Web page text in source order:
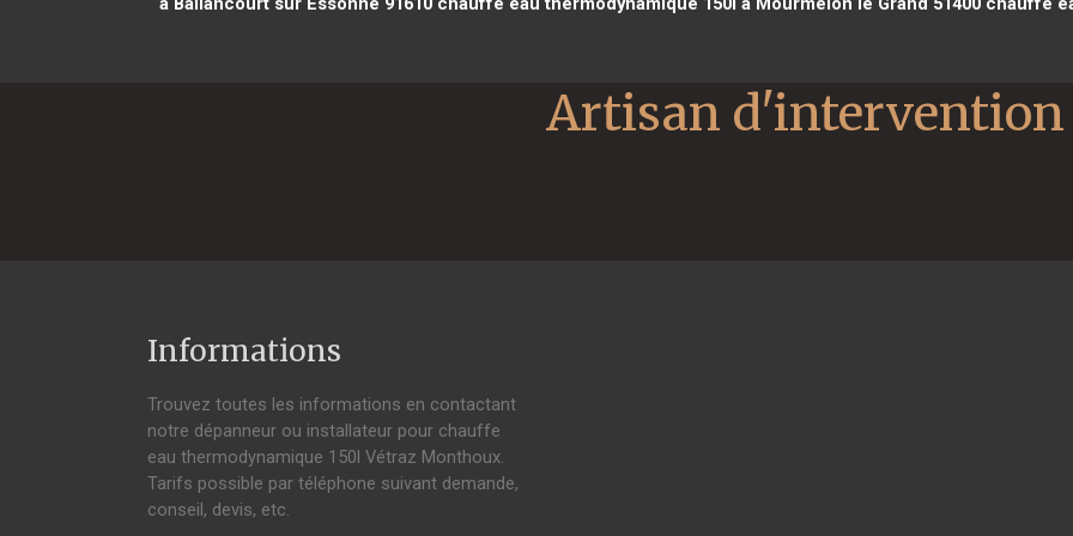
Informations
Trouvez toutes les informations en contactant
notre dépanneur ou installateur pour chauffe
eau thermodynamique 150l Vétraz Monthoux.
Tarifs possible par téléphone suivant demande,
conseil, devis, etc.
Artisan d'intervention